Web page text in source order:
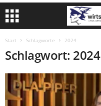
Start Schlagworte 2024
Schlagwort: 2024